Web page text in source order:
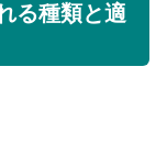
る種類と適